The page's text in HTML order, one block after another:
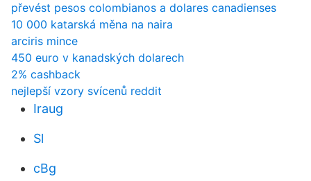
převést pesos colombianos a dolares canadienses
10 000 katarská měna na naira
arciris mince
450 euro v kanadských dolarech
2% cashback
nejlepší vzory svícenů reddit
Iraug
Sl
cBg